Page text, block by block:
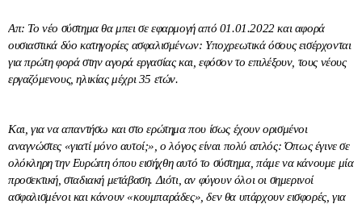
Απ: Το νέο σύστημα θα μπει σε εφαρμογή από 01.01.2022 και αφορά
ουσιαστικά δύο κατηγορίες ασφαλισμένων: Υποχρεωτικά όσους εισέρχονται
για πρώτη φορά στην αγορά εργασίας και, εφόσον το επιλέξουν, τους νέους
εργαζόμενους, ηλικίας μέχρι 35 ετών.
Και, για να απαντήσω και στο ερώτημα που ίσως έχουν ορισμένοι
αναγνώστες «γιατί μόνο αυτοί;», ο λόγος είναι πολύ απλός: Όπως έγινε σε
ολόκληρη την Ευρώπη όπου εισήχθη αυτό το σύστημα, πάμε να κάνουμε μία
προσεκτική, σταδιακή μετάβαση. Διότι, αν φύγουν όλοι οι σημερινοί
ασφαλισμένοι και κάνουν «κουμπαράδες», δεν θα υπάρχουν εισφορές, για